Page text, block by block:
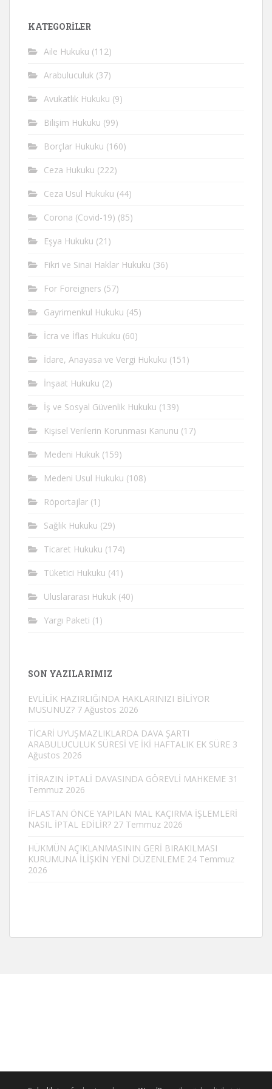
KATEGORİLER
Aile Hukuku (112)
Arabuluculuk (37)
Avukatlık Hukuku (9)
Bilişim Hukuku (99)
Borçlar Hukuku (160)
Ceza Hukuku (222)
Ceza Usul Hukuku (44)
Corona (Covid-19) (85)
Eşya Hukuku (21)
Fikri ve Sinai Haklar Hukuku (36)
For Foreigners (57)
Gayrimenkul Hukuku (45)
İcra ve İflas Hukuku (60)
İdare, Anayasa ve Vergi Hukuku (151)
İnşaat Hukuku (2)
İş ve Sosyal Güvenlik Hukuku (139)
Kişisel Verilerin Korunması Kanunu (17)
Medeni Hukuk (159)
Medeni Usul Hukuku (108)
Röportajlar (1)
Sağlık Hukuku (29)
Ticaret Hukuku (174)
Tüketici Hukuku (41)
Uluslararası Hukuk (40)
Yargı Paketi (1)
SON YAZILARIMIZ
EVLİLİK HAZIRLIĞINDA HAKLARINIZI BİLİYOR
MUSUNUZ? 7 Ağustos 2026
TİCARİ UYUŞMAZLIKLARDA DAVA ŞARTI
ARABULUCULUK SÜRESİ VE İKİ HAFTALIK EK SÜRE 3
Ağustos 2026
İTİRAZIN İPTALİ DAVASINDA GÖREVLİ MAHKEME 31
Temmuz 2026
İFLASTAN ÖNCE YAPILAN MAL KAÇIRMA İŞLEMLERİ
NASIL İPTAL EDİLİR? 27 Temmuz 2026
HÜKMÜN AÇIKLANMASININ GERİ BIRAKILMASI
KURUMUNA İLİŞKİN YENİ DÜZENLEME 24 Temmuz
2026